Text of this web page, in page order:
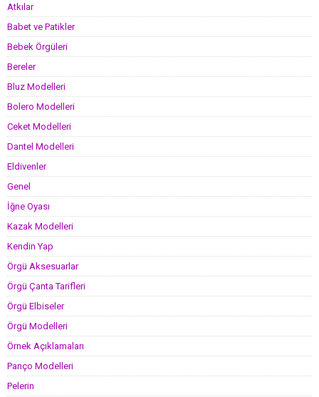
Atkılar
Babet ve Patikler
Bebek Örgüleri
Bereler
Bluz Modelleri
Bolero Modelleri
Ceket Modelleri
Dantel Modelleri
Eldivenler
Genel
İğne Oyası
Kazak Modelleri
Kendin Yap
Örgü Aksesuarlar
Örgü Çanta Tarifleri
Örgü Elbiseler
Örgü Modelleri
Örnek Açıklamaları
Panço Modelleri
Pelerin